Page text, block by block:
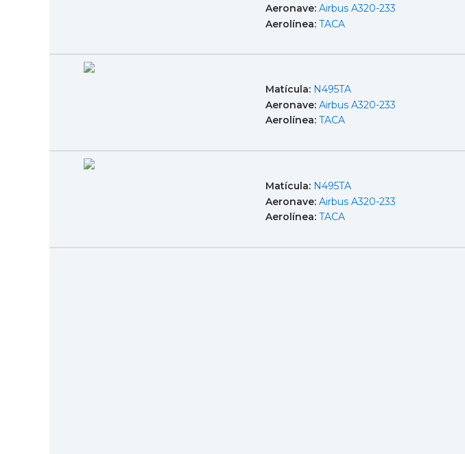
Aeronave: Airbus A320-233
Aerolínea: TACA
Matícula: N495TA
Aeronave: Airbus A320-233
Aerolínea: TACA
Matícula: N495TA
Aeronave: Airbus A320-233
Aerolínea: TACA